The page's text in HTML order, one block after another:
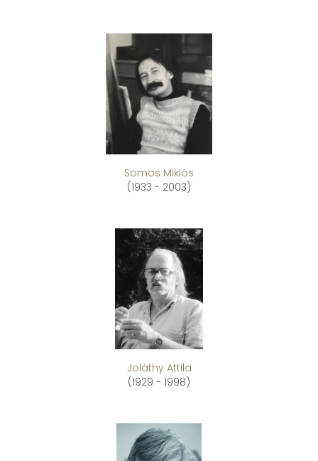
Somos Miklós
(1933 - 2003)
Joláthy Attila
(1929 - 1998)